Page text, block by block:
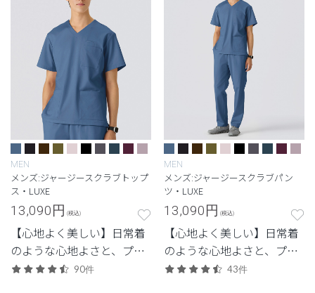
MEN
メンズ:ジャージースクラブトップ
ス・LUXE
13,090円 (税込)
【心地よく美しい】日常着
のような心地よさと、プロ
フェッショナルにふさわし
90件
MEN
メンズ:ジャージースクラブパン
ツ・LUXE
13,090円 (税込)
【心地よく美しい】日常着
のような心地よさと、プロ
フェッショナルにふさわし
43件